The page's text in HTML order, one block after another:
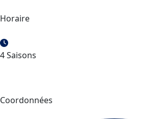
Horaire
4 Saisons
Coordonnées